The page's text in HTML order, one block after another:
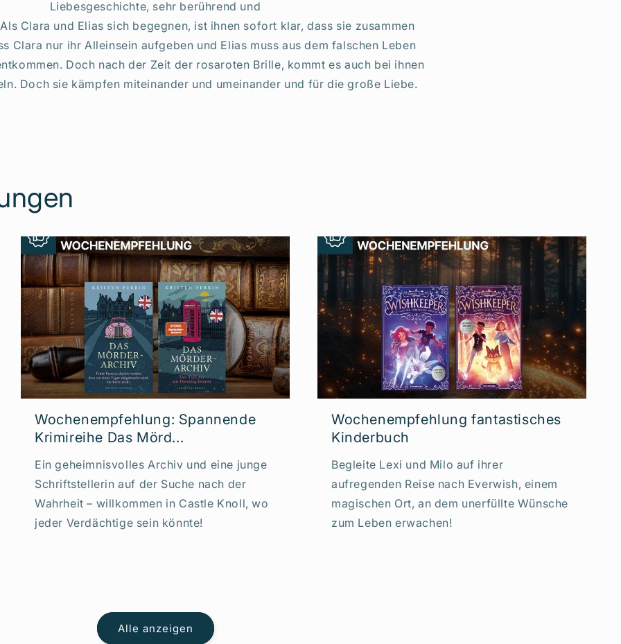
Liebesgeschichte, sehr berührend und
Clara und Elias sich begegnen, ist ihnen sofort klar, dass sie zusammen
Clara nur ihr Alleinsein aufgeben und Elias muss aus dem falschen Leben
Doch nach der Zeit der rosaroten Brille, kommt es auch bei ihnen
Doch sie kämpfen miteinander und umeinander und für die große Liebe.
Wochenempfehlung: Spannende
Krimireihe Das Mörd...
Ein geheimnisvolles Archiv und eine junge
Schriftstellerin auf der Suche nach der
Wahrheit – willkommen in Castle Knoll, wo
jeder Verdächtige sein könnte!
Wochenempfehlung fantastisches
Kinderbuch
Begleite Lexi und Milo auf ihrer
aufregenden Reise nach Everwish, einem
magischen Ort, an dem unerfüllte Wünsche
zum Leben erwachen!
Alle anzeigen